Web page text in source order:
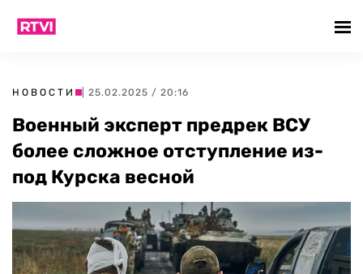
НОВОСТИ | 25.02.2025 / 20:16
Военный эксперт предрек ВСУ
более сложное отступление из-
под Курска весной